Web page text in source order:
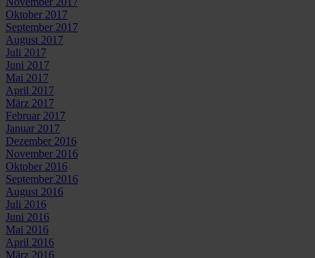
Oktober 2017
September 2017
August 2017
Juli 2017
Juni 2017
Mai 2017
April 2017
März 2017
Februar 2017
Januar 2017
Dezember 2016
November 2016
Oktober 2016
September 2016
August 2016
Juli 2016
Juni 2016
Mai 2016
April 2016
März 2016